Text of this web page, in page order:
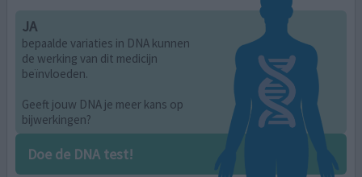
JA
bepaalde variaties in DNA kunnen
de werking van dit medicijn
beïnvloeden.
Geeft jouw DNA je meer kans op
bijwerkingen?
Doe de DNA test!